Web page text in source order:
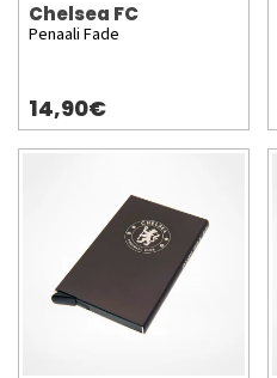
Chelsea FC
Penaali Fade
14,90€